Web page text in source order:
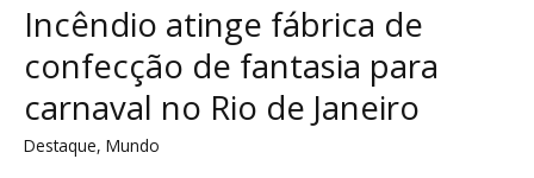
Incêndio atinge fábrica de
confecção de fantasia para
carnaval no Rio de Janeiro
Destaque, Mundo
fábrica
confecção
de
fantasia